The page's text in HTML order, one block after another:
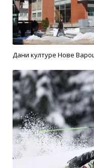
Дани културе Нове